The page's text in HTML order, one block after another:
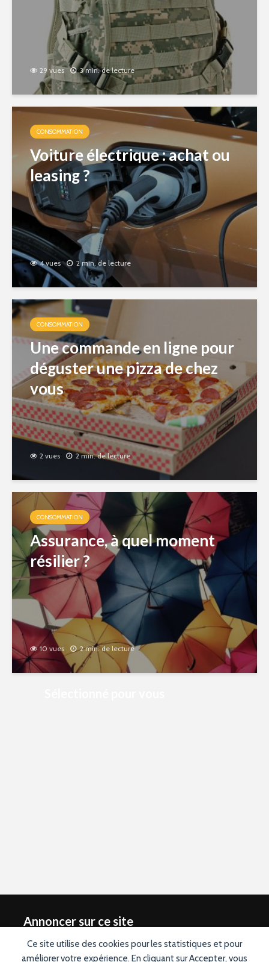
Ce site utilise des cookies pour les statistiques et pour
améliorer votre expérience. En cliquant sur Accepter, vous
29 vues 3 min. de lecture
CONSOMMATION
Voiture électrique : achat ou
leasing ?
4 vues 2 min. de lecture
CONSOMMATION
Une commande en ligne pour
déguster une pizza de chez
vous
2 vues 2 min. de lecture
CONSOMMATION
Assurance, à quel moment
résilier ?
10 vues 2 min. de lecture
Annoncer sur ce site
Vous souhaitez annoncer sur ce site ? Contactez nous en
cliquant ici. Conception graphique du logo réalisée par